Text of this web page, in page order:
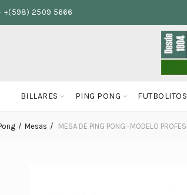
+(598) 2509 5666
BILLARES PING PONG FUTBOLITOS
Mesas MESA DE PING PONG -MODELO